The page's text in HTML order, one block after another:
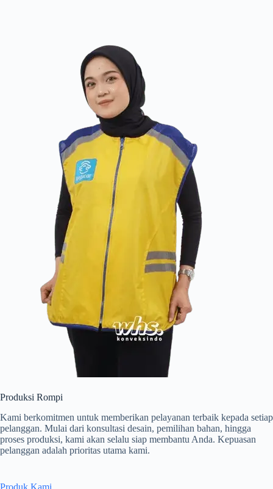
Produksi Rompi
Kami berkomitmen untuk memberikan pelayanan terbaik kepada setiap
pelanggan. Mulai dari konsultasi desain, pemilihan bahan, hingga
proses produksi, kami akan selalu siap membantu Anda. Kepuasan
pelanggan adalah prioritas utama kami.
Produk Kami